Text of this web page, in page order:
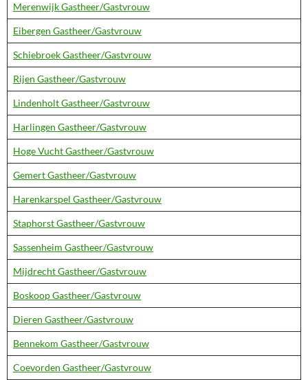
Merenwijk Gastheer/Gastvrouw
Eibergen Gastheer/Gastvrouw
Schiebroek Gastheer/Gastvrouw
Rijen Gastheer/Gastvrouw
Lindenholt Gastheer/Gastvrouw
Harlingen Gastheer/Gastvrouw
Hoge Vucht Gastheer/Gastvrouw
Gemert Gastheer/Gastvrouw
Harenkarspel Gastheer/Gastvrouw
Staphorst Gastheer/Gastvrouw
Sassenheim Gastheer/Gastvrouw
Mijdrecht Gastheer/Gastvrouw
Boskoop Gastheer/Gastvrouw
Dieren Gastheer/Gastvrouw
Bennekom Gastheer/Gastvrouw
Coevorden Gastheer/Gastvrouw